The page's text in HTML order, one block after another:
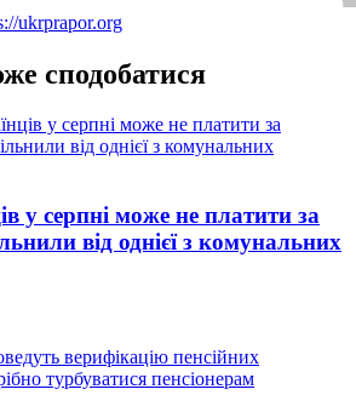
ukrprapor.org
сподобатися
у серпні може не платити за
від однієї з комунальних